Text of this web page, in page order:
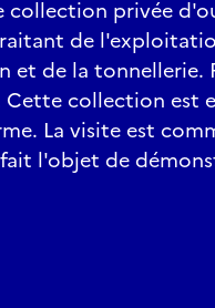
collection privée
de
et de la tonnellerie.
Cette collection est
La visite est
l'objet de